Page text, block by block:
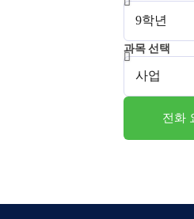
과목 선택
전화